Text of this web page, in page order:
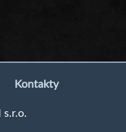
Kontakty
s.r.o.